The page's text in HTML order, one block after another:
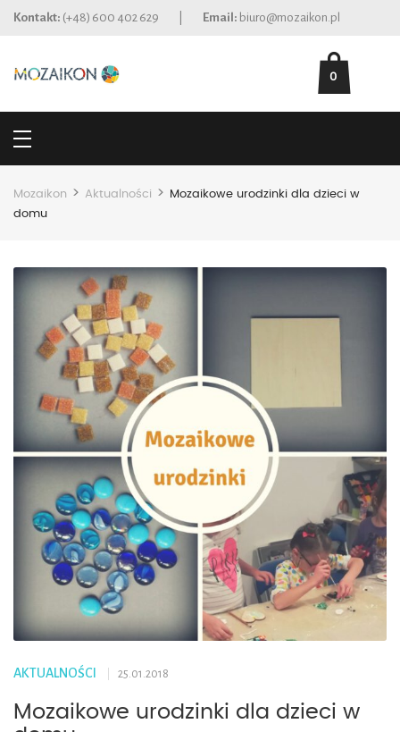
Kontakt: (+48) 600 402 629 Email: biuro@mozaikon.pl
0
Mozaikon > Aktualności >
Mozaikowe urodzinki dla dzieci w
domu
AKTUALNOŚCI 25.01.2018
Mozaikowe urodzinki dla dzieci w